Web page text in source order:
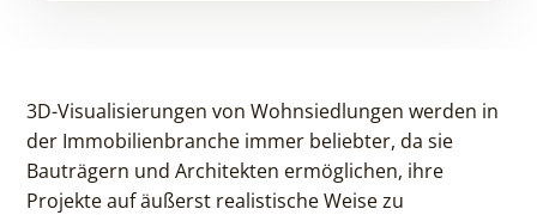
3D-Visualisierungen von Wohnsiedlungen werden in
der Immobilienbranche immer beliebter, da sie
Bauträgern und Architekten ermöglichen, ihre
Projekte auf äußerst realistische Weise zu